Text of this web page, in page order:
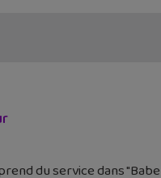
du service dans